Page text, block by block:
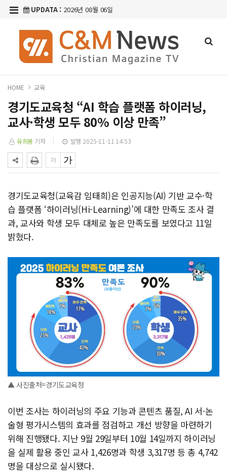
UPDATA : 2026년 08월 06일
HOME 교육
경기도교육청 “AI 학습 플랫폼 하이러닝,
교사·학생 모두 80% 이상 만족”
유희봉 기자 발행 2025-11-11 14:53
경기도교육청(교육감 임태희)은 인공지능(AI) 기반 교수·학
습 플랫폼 ‘하이러닝(Hi-Learning)’에 대한 만족도 조사 결
과, 교사와 학생 모두 대체로 높은 만족도를 보였다고 11일
밝혔다.
▲ 사진출처=경기도교육청
이번 조사는 하이러닝의 주요 기능과 콘텐츠 품질, AI 서·논
술형 평가시스템의 효과를 점검하고 개선 방향을 마련하기
위해 진행됐다. 지난 9월 29일부터 10월 14일까지 하이러닝
을 실제 활용 중인 교사 1,426명과 학생 3,317명 등 총 4,742
명을 대상으로 실시됐다.